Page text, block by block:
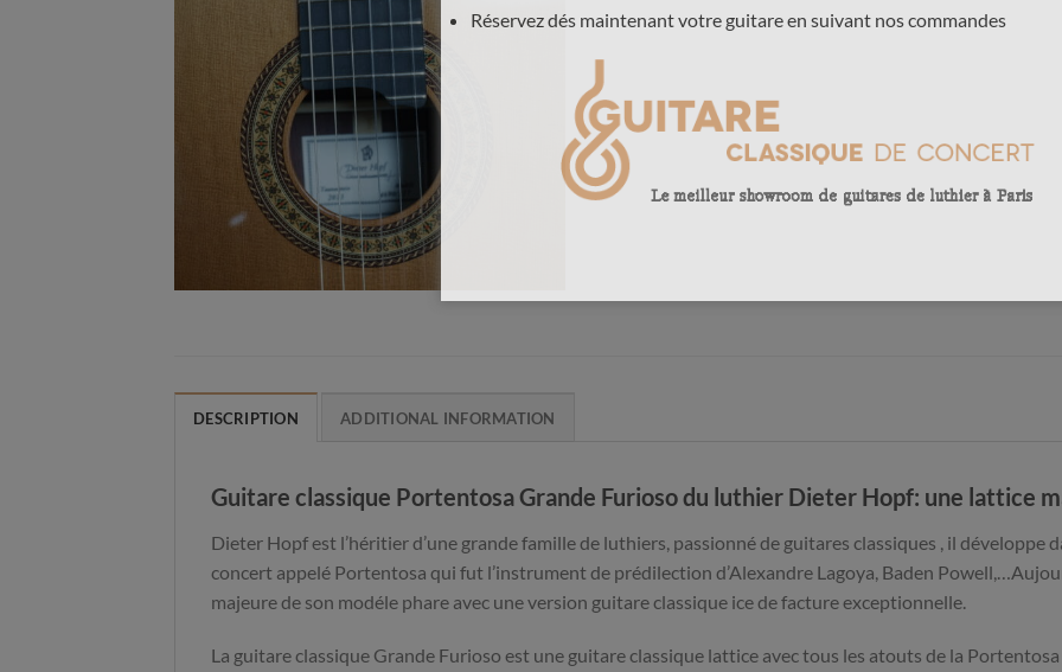
DESCRIPTION ADDITIONAL INFORMATION
Guitare classique Portentosa Grande Furioso du luthier Dieter Hopf: une lattice
Dieter Hopf est l’héritier d’une grande famille de luthiers, passionné de guitares classiques , il développe
concert appelé Portentosa qui fut l’instrument de prédilection d’Alexandre Lagoya, Baden
majeure de son modéle phare avec une version guitare classique ice de facture exceptionnelle.
La guitare classique Grande Furioso est une guitare classique lattice avec tous les atouts de la
Réservez dés maintenant votre guitare en suivant nos commandes